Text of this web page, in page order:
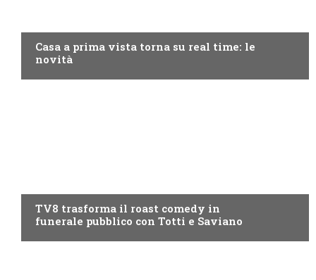
Casa a prima vista torna su real time: le
novità
TV8 trasforma il roast comedy in
funerale pubblico con Totti e Saviano